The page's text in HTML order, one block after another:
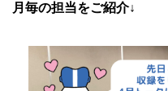
月毎の担当をご紹介↓